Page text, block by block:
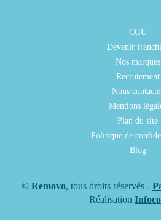
CGU
Devenir
Nos marques
Recrutement
Nous
Mentions
Plan du site
Politique de
Blog
© Removo, tous droits réservés -
Réalisation